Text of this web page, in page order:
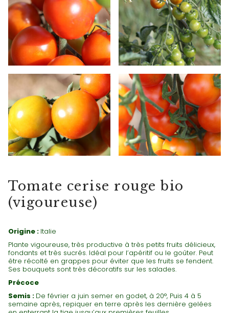
Tomate cerise rouge bio
(vigoureuse)
Origine : Italie
Plante vigoureuse, très productive à très petits fruits délicieux,
fondants et très sucrés. Idéal pour l’apéritif ou le goûter. Peut
être récolté en grappes pour éviter que les fruits se fendent.
Ses bouquets sont très décoratifs sur les salades.
Précoce
Semis : De février a juin semer en godet, à 20°, Puis 4 à 5
semaine après, repiquer en terre après les dernière gelées